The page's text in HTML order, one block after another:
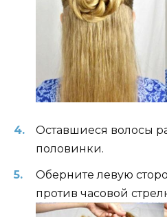
Оставшиеся волосы
половинки.
Оберните левую
против часовой